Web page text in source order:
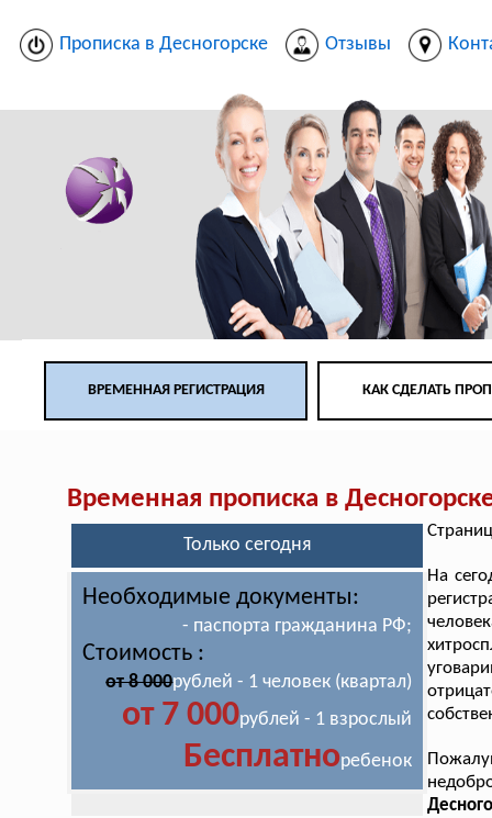
Прописка в Десногорске Отзывы
ВРЕМЕННАЯ РЕГИСТРАЦИЯ КАК СДЕЛАТЬ
Временная прописка в
Только сегодня
Необходимые документы:
- паспорта гражданина РФ;
Стоимость :
от 8 000рублей - 1 человек (квартал)
от 7 000рублей - 1 взрослый
Бесплатноребенок
На